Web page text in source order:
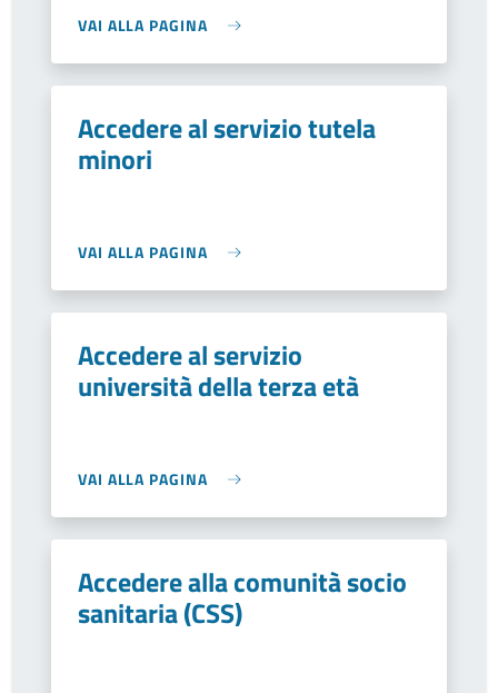
VAI ALLA PAGINA
Accedere al servizio tutela
minori
VAI ALLA PAGINA
Accedere al servizio
università della terza età
VAI ALLA PAGINA
Accedere alla comunità socio
sanitaria (CSS)